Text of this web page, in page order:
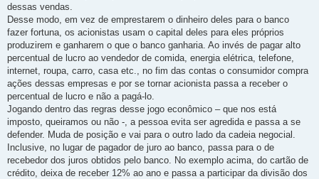
dessas vendas.
Desse modo, em vez de emprestarem o dinheiro deles para o banco
fazer fortuna, os acionistas usam o capital deles para eles próprios
produzirem e ganharem o que o banco ganharia. Ao invés de pagar alto
percentual de lucro ao vendedor de comida, energia elétrica, telefone,
internet, roupa, carro, casa etc., no fim das contas o consumidor compra
ações dessas empresas e por se tornar acionista passa a receber o
percentual de lucro e não a pagá-lo.
Jogando dentro das regras desse jogo econômico – que nos está
imposto, queiramos ou não -, a pessoa evita ser agredida e passa a se
defender. Muda de posição e vai para o outro lado da cadeia negocial.
Inclusive, no lugar de pagador de juro ao banco, passa para o de
recebedor dos juros obtidos pelo banco. No exemplo acima, do cartão de
crédito, deixa de receber 12% ao ano e passa a participar da divisão dos